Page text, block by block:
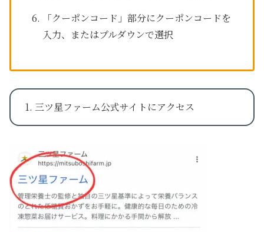
「クーポンコード」部分にクーポンコードを
入力、またはプルダウンで選択
1. 三ツ星ファーム公式サイトにアクセス